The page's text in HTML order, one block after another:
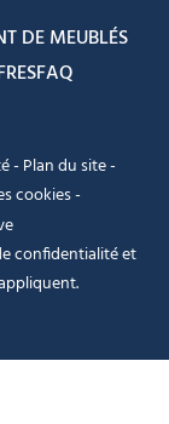
DE MEUBLÉS
FAQ
- Plan du site-
cookies-
confidentialitéet